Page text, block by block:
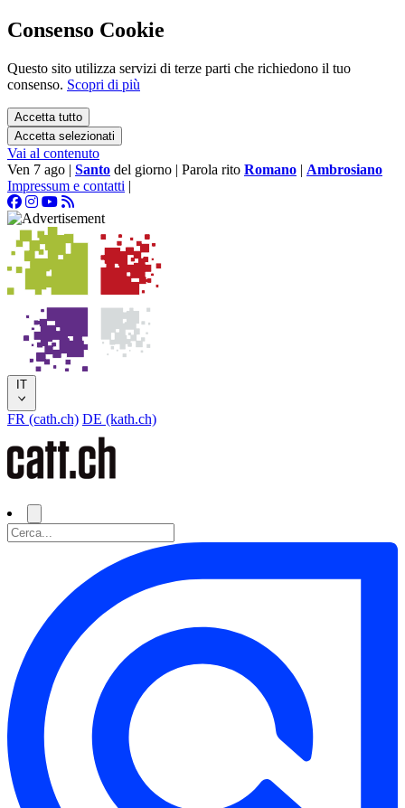
Consenso Cookie
Questo sito utilizza servizi di terze parti che richiedono il tuo
consenso. Scopri di più
Accetta tutto
Accetta selezionati
Vai al contenuto
Ven 7 ago | Santo del giorno | Parola rito Romano | Ambrosiano
Impressum e contatti |
IT
FR (cath.ch) DE (kath.ch)